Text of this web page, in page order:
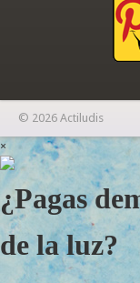
© 2026 Actiludis
×
¿Pagas
de la luz?